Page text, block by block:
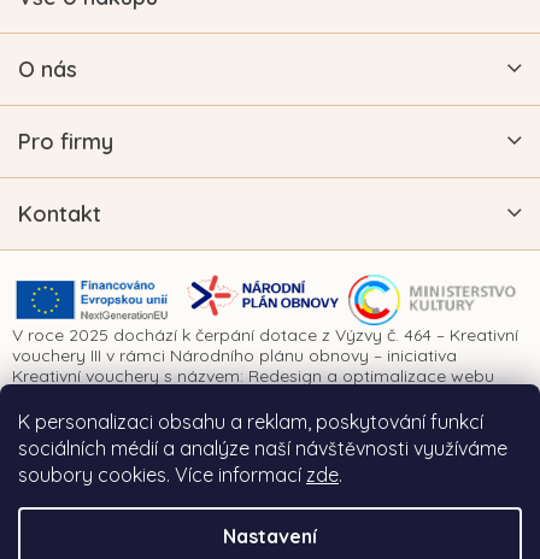
K personalizaci obsahu a reklam, poskytování funkcí
sociálních médií a analýze naší návštěvnosti využíváme
soubory cookies. Více informací zde.
Nastavení
O nás
Pro firmy
Kontakt
V roce 2025 dochází k čerpání dotace z Výzvy č. 464 – Kreativní
vouchery III v rámci Národního plánu obnovy – iniciativa
Kreativní vouchery s názvem: Redesign a optimalizace webu
spoluúčasti Evropské unie prostřednictvím Národního plánu
obnovy a Ministerstva kultury České republiky.